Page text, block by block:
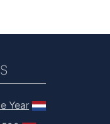
Year